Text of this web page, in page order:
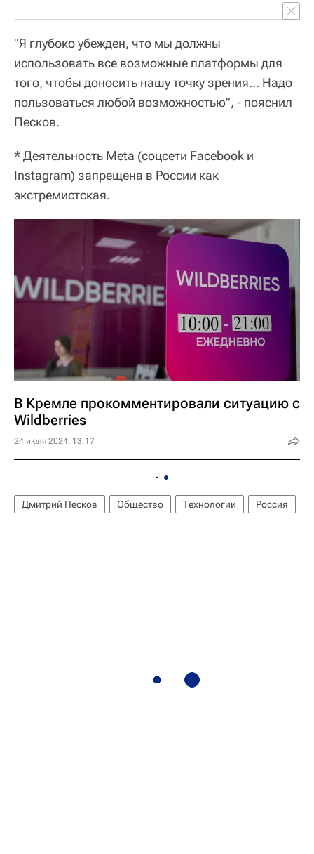
"Я глубоко убежден, что мы должны
использовать все возможные платформы для
того, чтобы доносить нашу точку зрения... Надо
пользоваться любой возможностью", - пояснил
Песков.
* Деятельность Meta (соцсети Facebook и
Instagram) запрещена в России как
экстремистская.
В Кремле прокомментировали ситуацию с
Wildberries
24 июля 2024, 13:17
Дмитрий Песков Общество Технологии Россия